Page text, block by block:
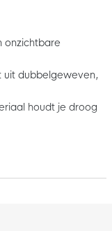
onzichtbare
uit dubbelgeweven,
houdt je droog
Trainingstrui 1/4-